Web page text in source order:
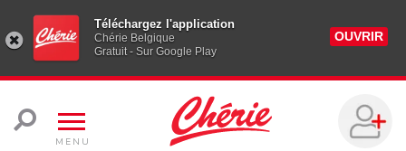
Téléchargez l'application
Chérie Belgique
Gratuit - Sur Google Play
OUVRIR
MENU